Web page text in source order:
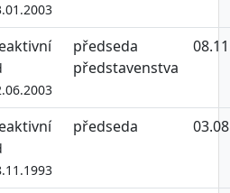
předseda
představenstva
předseda